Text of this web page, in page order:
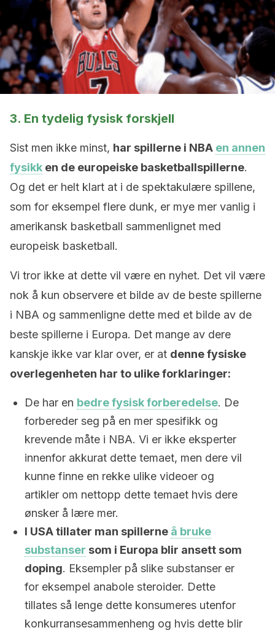
3. En tydelig fysisk forskjell
Sist men ikke minst, har spillerne i NBA en annen
fysikk en de europeiske basketballspillerne.
Og det er helt klart at i de spektakulære spillene,
som for eksempel flere dunk, er mye mer vanlig i
amerikansk basketball sammenlignet med
europeisk basketball.
Vi tror ikke at dette vil være en nyhet. Det vil være
nok å kun observere et bilde av de beste spillerne
i NBA og sammenligne dette med et bilde av de
beste spillerne i Europa. Det mange av dere
kanskje ikke var klar over, er at denne fysiske
overlegenheten har to ulike forklaringer:
De har en bedre fysisk forberedelse. De
forbereder seg på en mer spesifikk og
krevende måte i NBA. Vi er ikke eksperter
innenfor akkurat dette temaet, men dere vil
kunne finne en rekke ulike videoer og
artikler om nettopp dette temaet hvis dere
ønsker å lære mer.
I USA tillater man spillerne å bruke
substanser som i Europa blir ansett som
doping. Eksempler på slike substanser er
for eksempel anabole steroider. Dette
tillates så lenge dette konsumeres utenfor
konkurransesammenheng og hvis dette blir